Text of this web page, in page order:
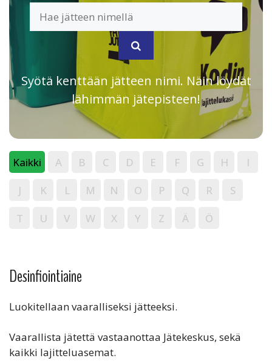
Syötä kenttään jätteen nimi. Näin löydät
lähimmän jätepisteen!
Kaikki A B C D E F G H I
J K L M N O P Q R S
T U V W X Y Z Ä Ö
Desinfiointiaine
Luokitellaan vaaralliseksi jätteeksi.
Vaarallista jätettä vastaanottaa Jätekeskus, sekä
kaikki lajitteluasemat.